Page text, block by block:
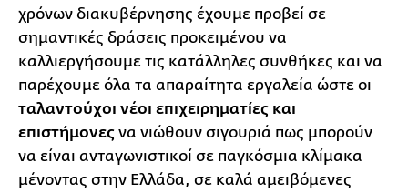
χρόνων διακυβέρνησης έχουμε προβεί σε
σημαντικές δράσεις προκειμένου να
καλλιεργήσουμε τις κατάλληλες συνθήκες και να
παρέχουμε όλα τα απαραίτητα εργαλεία ώστε οι
ταλαντούχοι νέοι επιχειρηματίες και
επιστήμονες να νιώθουν σιγουριά πως μπορούν
να είναι ανταγωνιστικοί σε παγκόσμια κλίμακα
μένοντας στην Ελλάδα, σε καλά αμειβόμενες